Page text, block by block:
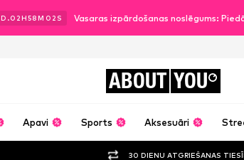
D.02H58M 00 S Vasaras izpārdošanas noslēgums:
ABOUT YOU
Apavi Sports Aksesuāri
30 DIENU ATGRIEŠANAS